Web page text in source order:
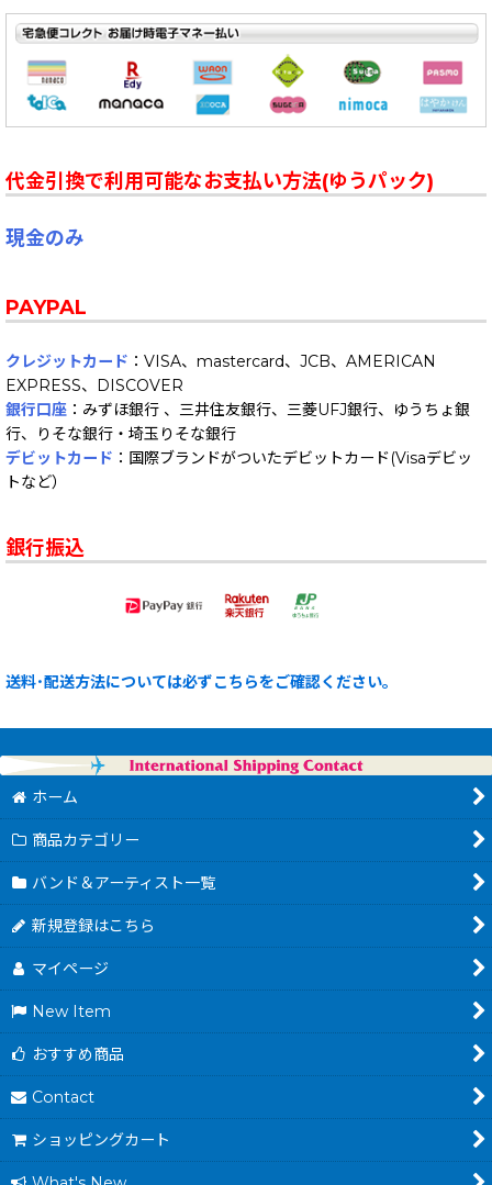
代金引換で利用可能なお支払い方法(ゆうパック)
現金のみ
PAYPAL
クレジットカード ：VISA、mastercard、JCB、AMERICAN
EXPRESS、DISCOVER
銀行口座 ：みずほ銀行 、三井住友銀行、三菱UFJ銀行、ゆうちょ銀
行、りそな銀行・埼玉りそな銀行
デビットカード ：国際ブランドがついたデビットカード(Visaデビッ
トなど）
銀行振込
送料･配送方法については必ずこちらをご確認ください。
ホーム
商品カテゴリー
バンド＆アーティスト一覧
新規登録はこちら
マイページ
New Item
おすすめ商品
Contact
ショッピングカート